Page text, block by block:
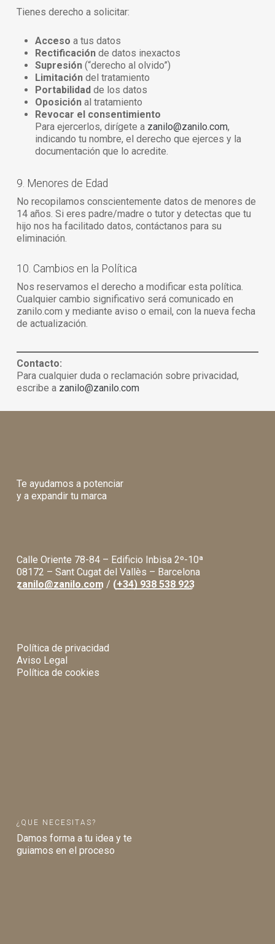
Tienes derecho a solicitar:
Acceso a tus datos
Rectificaciónde datos inexactos
Supresión(“derecho al olvido”)
Limitacióndel tratamiento
Portabilidadde los datos
Oposiciónal tratamiento
Revocar el consentimiento
Para ejercerlos, dirígete a zanilo@zanilo.com,
indicando tu nombre, el derecho que ejerces y la
documentación que lo acredite.
9. Menores de Edad
No recopilamos conscientemente datos de menores de
14 años. Si eres padre/madre o tutor y detectas que tu
hijo nos ha facilitado datos, contáctanos para su
eliminación.
10. Cambios en la Política
Nos reservamos el derecho a modificar esta política.
Cualquier cambio significativo será comunicado en
zanilo.com y mediante aviso o email, con la nueva fecha
de actualización.
Contacto:
Para cualquier duda o reclamación sobre privacidad,
escribe a zanilo@zanilo.com
Te ayudamos a potenciar
y a expandir tu marca
Calle Oriente 78-84 – Edificio Inbisa 2º-10ª
08172 – Sant Cugat del Vallès – Barcelona
zanilo@zanilo.com / (+34) 938 538 923
Política de privacidad
Aviso Legal
Política de cookies
¿QUE NECESITAS?
Damos forma a tu idea y te
guiamos en el proceso